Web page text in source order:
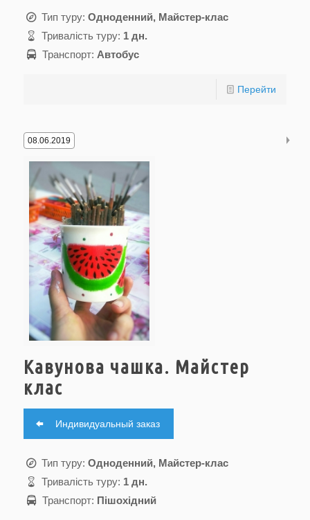
Тип туру: Одноденний, Майстер-клас
Тривалість туру: 1 дн.
Транспорт: Автобус
Перейти
08.06.2019
Кавунова чашка. Майстер
клас
Индивидуальный заказ
Тип туру: Одноденний, Майстер-клас
Тривалість туру: 1 дн.
Транспорт: Пішохідний